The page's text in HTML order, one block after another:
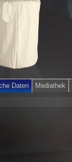
Daten Mediathek